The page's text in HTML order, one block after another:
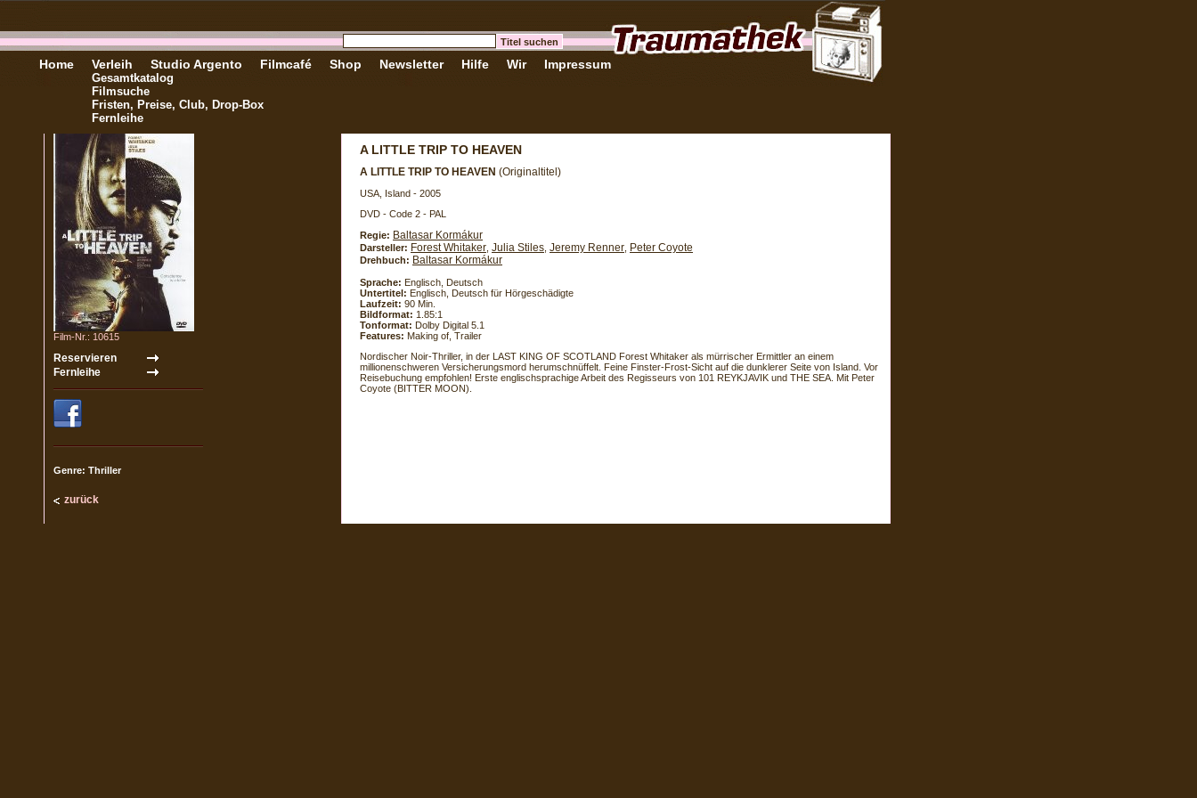
Home Verleih
Gesamtkatalog
Filmsuche
Fristen, Preise, Club, Drop-Box
Fernleihe
Studio Argento Filmcafé Shop Newsletter Hilfe Wir Impressum
Film-Nr.: 10615
Genre: Thriller
zurück
A LITTLE TRIP TO HEAVEN
A LITTLE TRIP TO HEAVEN (Originaltitel)
USA, Island - 2005
DVD - Code 2 - PAL
Regie: Baltasar Kormákur
Darsteller: Forest Whitaker Julia Stiles Jeremy Renner Peter Coyote
Drehbuch: Baltasar Kormákur
Sprache: Englisch, Deutsch
Untertitel: Englisch, Deutsch für Hörgeschädigte
Laufzeit: 90 Min.
Bildformat: 1.85:1
Tonformat: Dolby Digital 5.1
Features: Making of, Trailer
Nordischer Noir-Thriller, in der LAST KING OF SCOTLAND Forest Whitaker als mürrischer Ermittler an einem
millionenschweren Versicherungsmord herumschnüffelt. Feine Finster-Frost-Sicht auf die dunklerer Seite von Island. Vor
Reisebuchung empfohlen! Erste englischsprachige Arbeit des Regisseurs von 101 REYKJAVIK und THE SEA. Mit Peter
Coyote (BITTER MOON).